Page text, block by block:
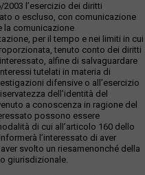
2003 l’esercizio dei diritti
o escluso, con comunicazione
la comunicazione
per il tempo e nei limiti in cui
tenuto conto dei diritti
alfine di salvaguardare
tutelati in materia di
difensive o all’esercizio
dell’identità del
a conoscenza in ragione del
possono essere
di cui all’articolo 160 dello
l’interessato di aver
svolto un riesamenonché della
giurisdizionale.